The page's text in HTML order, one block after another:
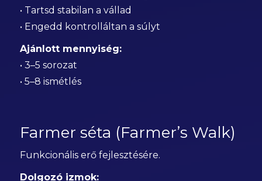
• Tartsd stabilan a vállad
• Engedd kontrolláltan a súlyt
Ajánlott mennyiség:
• 3–5 sorozat
• 5–8 ismétlés
Farmer séta (Farmer’s Walk)
Funkcionális erő fejlesztésére.
Dolgozó izmok: